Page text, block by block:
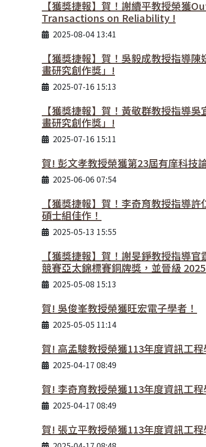
【獲獎捷報】賀！謝續平教授榮
Transactions on Reliability !
2025-08-04 13:41
【獲獎捷報】賀！吳毅成教授指導
畫研究創作獎」!
2025-07-16 15:13
【獲獎捷報】賀！黃敬群教授指導
畫研究創作獎」!
2025-07-16 15:11
賀! 彭文孝教授榮獲第23屆有庠科技
2025-06-06 07:54
【獲獎捷報】賀！李奇育教授指導
碩士組佳作！
2025-05-13 15:55
【獲獎捷報】賀！謝旻錚教授指導
競賽亞太錦標賽銅牌獎，並晉級
2025-05-08 15:13
賀! 吳俊峯教授榮獲旺宏電子學者！
2025-05-05 11:14
賀! 高孟駿教授榮獲113年度資訊工
2025-04-17 08:49
賀! 李奇育教授榮獲113年度資訊工
2025-04-17 08:49
賀! 張立平教授榮獲113年度資訊工